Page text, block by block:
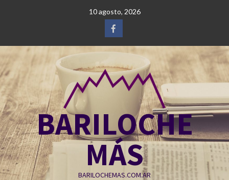
10 agosto, 2026
Facebook
BARILOCHE
MÁS
BARILOCHEMAS.COM.AR